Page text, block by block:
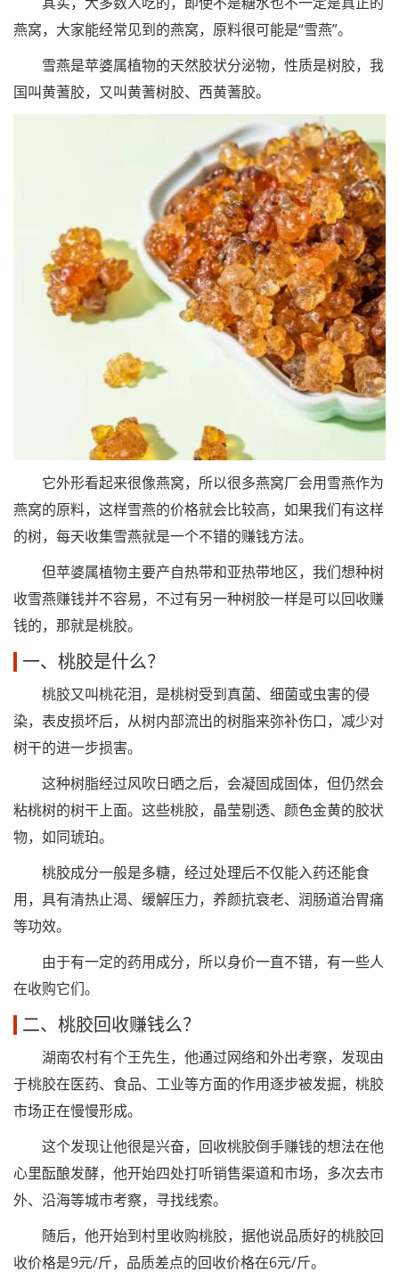
燕窝，大家能经常见到的燕窝，原料很可能是“雪燕”。
雪燕是苹婆属植物的天然胶状分泌物，性质是树胶，我
国叫黄蓍胶，又叫黄蓍树胶、西黄蓍胶。
它外形看起来很像燕窝，所以很多燕窝厂会用雪燕作为
燕窝的原料，这样雪燕的价格就会比较高，如果我们有这样
的树，每天收集雪燕就是一个不错的赚钱方法。
但苹婆属植物主要产自热带和亚热带地区，我们想种树
收雪燕赚钱并不容易，不过有另一种树胶一样是可以回收赚
钱的，那就是桃胶。
一、桃胶是什么？
桃胶又叫桃花泪，是桃树受到真菌、细菌或虫害的侵
染，表皮损坏后，从树内部流出的树脂来弥补伤口，减少对
树干的进一步损害。
这种树脂经过风吹日晒之后，会凝固成固体，但仍然会
粘桃树的树干上面。这些桃胶，晶莹剔透、颜色金黄的胶状
物，如同琥珀。
桃胶成分一般是多糖，经过处理后不仅能入药还能食
用，具有清热止渴、缓解压力，养颜抗衰老、润肠道治胃痛
等功效。
由于有一定的药用成分，所以身价一直不错，有一些人
在收购它们。
二、桃胶回收赚钱么？
湖南农村有个王先生，他通过网络和外出考察，发现由
于桃胶在医药、食品、工业等方面的作用逐步被发掘，桃胶
市场正在慢慢形成。
这个发现让他很是兴奋，回收桃胶倒手赚钱的想法在他
心里酝酿发酵，他开始四处打听销售渠道和市场，多次去市
外、沿海等城市考察，寻找线索。
随后，他开始到村里收购桃胶，据他说品质好的桃胶回
收价格是9元/斤，品质差点的回收价格在6元/斤。